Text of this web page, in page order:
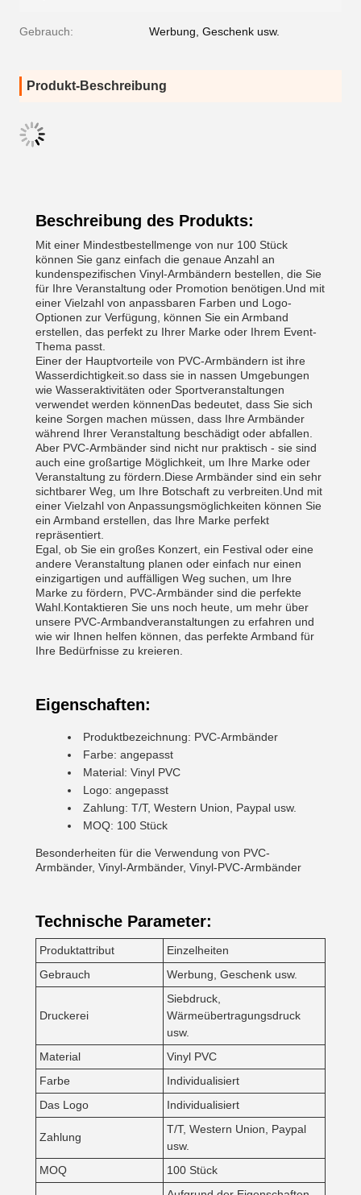
Gebrauch: Werbung, Geschenk usw.
Produkt-Beschreibung
Beschreibung des Produkts:
Mit einer Mindestbestellmenge von nur 100 Stück
können Sie ganz einfach die genaue Anzahl an
kundenspezifischen Vinyl-Armbändern bestellen, die Sie
für Ihre Veranstaltung oder Promotion benötigen.Und mit
einer Vielzahl von anpassbaren Farben und Logo-
Optionen zur Verfügung, können Sie ein Armband
erstellen, das perfekt zu Ihrer Marke oder Ihrem Event-
Thema passt.
Einer der Hauptvorteile von PVC-Armbändern ist ihre
Wasserdichtigkeit.so dass sie in nassen Umgebungen
wie Wasseraktivitäten oder Sportveranstaltungen
verwendet werden könnenDas bedeutet, dass Sie sich
keine Sorgen machen müssen, dass Ihre Armbänder
während Ihrer Veranstaltung beschädigt oder abfallen.
Aber PVC-Armbänder sind nicht nur praktisch - sie sind
auch eine großartige Möglichkeit, um Ihre Marke oder
Veranstaltung zu fördern.Diese Armbänder sind ein sehr
sichtbarer Weg, um Ihre Botschaft zu verbreiten.Und mit
einer Vielzahl von Anpassungsmöglichkeiten können Sie
ein Armband erstellen, das Ihre Marke perfekt
repräsentiert.
Egal, ob Sie ein großes Konzert, ein Festival oder eine
andere Veranstaltung planen oder einfach nur einen
einzigartigen und auffälligen Weg suchen, um Ihre
Marke zu fördern, PVC-Armbänder sind die perfekte
Wahl.Kontaktieren Sie uns noch heute, um mehr über
unsere PVC-Armbandveranstaltungen zu erfahren und
wie wir Ihnen helfen können, das perfekte Armband für
Ihre Bedürfnisse zu kreieren.
Eigenschaften:
Produktbezeichnung: PVC-Armbänder
Farbe: angepasst
Material: Vinyl PVC
Logo: angepasst
Zahlung: T/T, Western Union, Paypal usw.
MOQ: 100 Stück
Besonderheiten für die Verwendung von PVC-
Armbänder, Vinyl-Armbänder, Vinyl-PVC-Armbänder
Technische Parameter:
Produktattribut
Einzelheiten
Gebrauch
Werbung, Geschenk usw.
Druckerei
Siebdruck,
Wärmeübertragungsdruck
usw.
Material
Vinyl PVC
Farbe
Individualisiert
Das Logo
Individualisiert
Zahlung
T/T, Western Union, Paypal
usw.
MOQ
100 Stück